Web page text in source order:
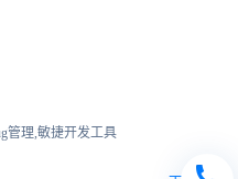
管理,敏捷开发工具